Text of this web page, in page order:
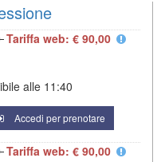
Tariffa web: € 90,00
alle 11:40
Accedi per prenotare
Tariffa web: € 90,00